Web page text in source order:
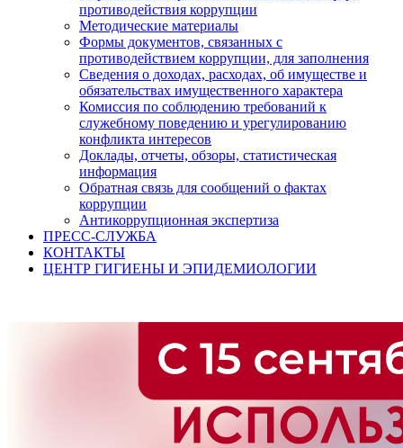
противодействия коррупции
Методические материалы
Формы документов, связанных с
противодействием коррупции, для заполнения
Сведения о доходах, расходах, об имуществе и
обязательствах имущественного характера
Комиссия по соблюдению требований к
служебному поведению и урегулированию
конфликта интересов
Доклады, отчеты, обзоры, статистическая
информация
Обратная связь для сообщений о фактах
коррупции
Антикоррупционная экспертиза
ПРЕСС-СЛУЖБА
КОНТАКТЫ
ЦЕНТР ГИГИЕНЫ И ЭПИДЕМИОЛОГИИ